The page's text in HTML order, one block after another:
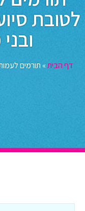
לטובת
דף הבית» תורמים